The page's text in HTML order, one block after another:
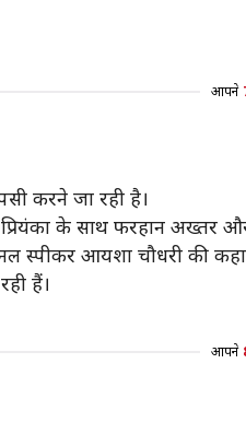
आपने
करने जा रही है।
के साथ फरहान अख्तर और
स्पीकर आयशा चौधरी की
हैं।
आपने